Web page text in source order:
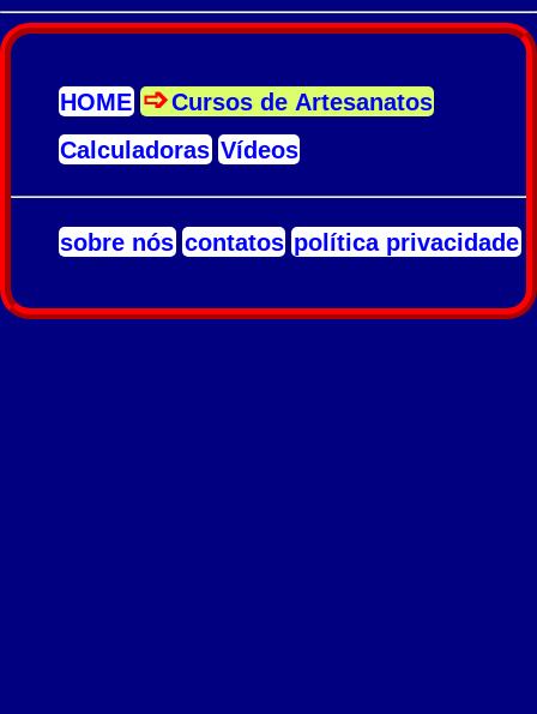
HOME
Cursos de Artesanatos
Calculadoras Vídeos
sobre nós contatos política privacidade